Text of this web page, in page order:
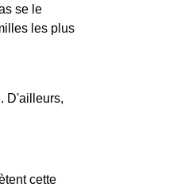
se le
les plus
D'ailleurs,
cette